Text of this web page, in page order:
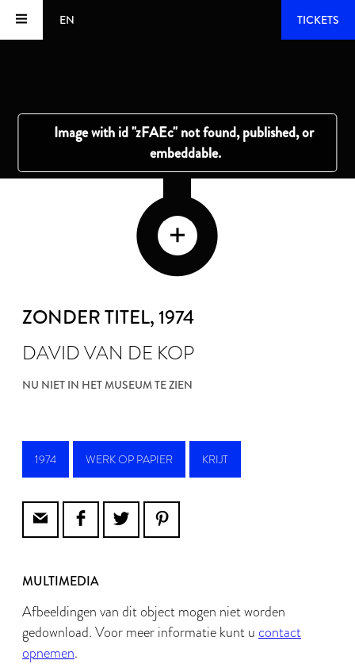
EN TICKETS
ZONDER TITEL, 1974
DAVID VAN DE KOP
NU NIET IN HET MUSEUM TE ZIEN
1974 WERK OP PAPIER KRIJT
MULTIMEDIA
Afbeeldingen van dit object mogen niet worden
gedownload. Voor meer informatie kunt u contact
opnemen.